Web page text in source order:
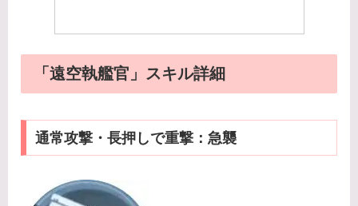
「遠空執艦官」スキル詳細
通常攻撃・長押しで重撃：急襲